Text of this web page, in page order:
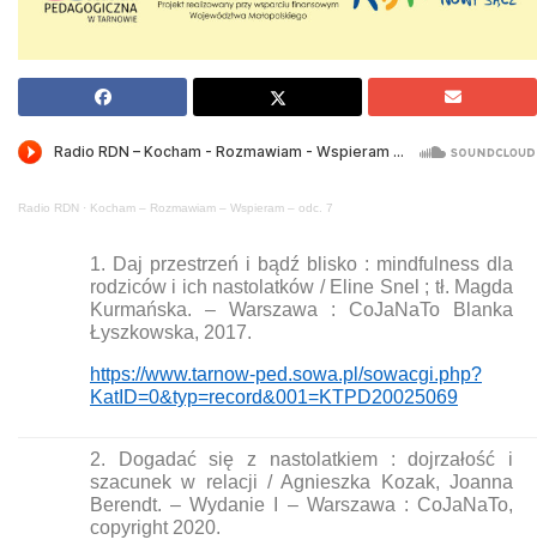
Radio RDN · Kocham – Rozmawiam – Wspieram – odc. 7
1. Daj przestrzeń i bądź blisko : mindfulness dla
rodziców i ich nastolatków / Eline Snel ; tł. Magda
Kurmańska. – Warszawa : CoJaNaTo Blanka
Łyszkowska, 2017.
https://www.tarnow-ped.sowa.pl/sowacgi.php?
KatID=0&typ=record&001=KTPD20025069
2. Dogadać się z nastolatkiem : dojrzałość i
szacunek w relacji / Agnieszka Kozak, Joanna
Berendt. – Wydanie I – Warszawa : CoJaNaTo,
copyright 2020.